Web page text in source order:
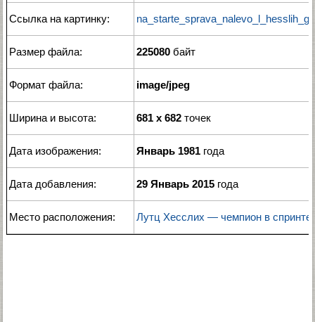
Ссылка на картинку:
Размер файла: 225080 байт
Формат файла: image/jpeg
Ширина и высота: 681 x 682 точек
Дата изображения: Январь 1981 года
Дата добавления: 29 Январь 2015 года
Место расположения: Лутц Хесслих — чемпион в